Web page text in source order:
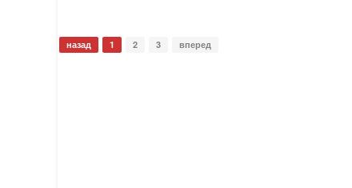
назад 1 2 3 вперед